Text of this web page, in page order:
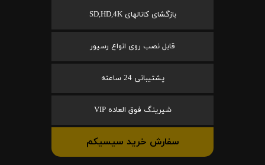
بازگشای کانالهای SD,HD,4K
قابل نصب روی انواع رسیور
پشتیبانی 24 ساعته
شیرینگ فوق العاده VIP
سفارش خرید سیسیکم